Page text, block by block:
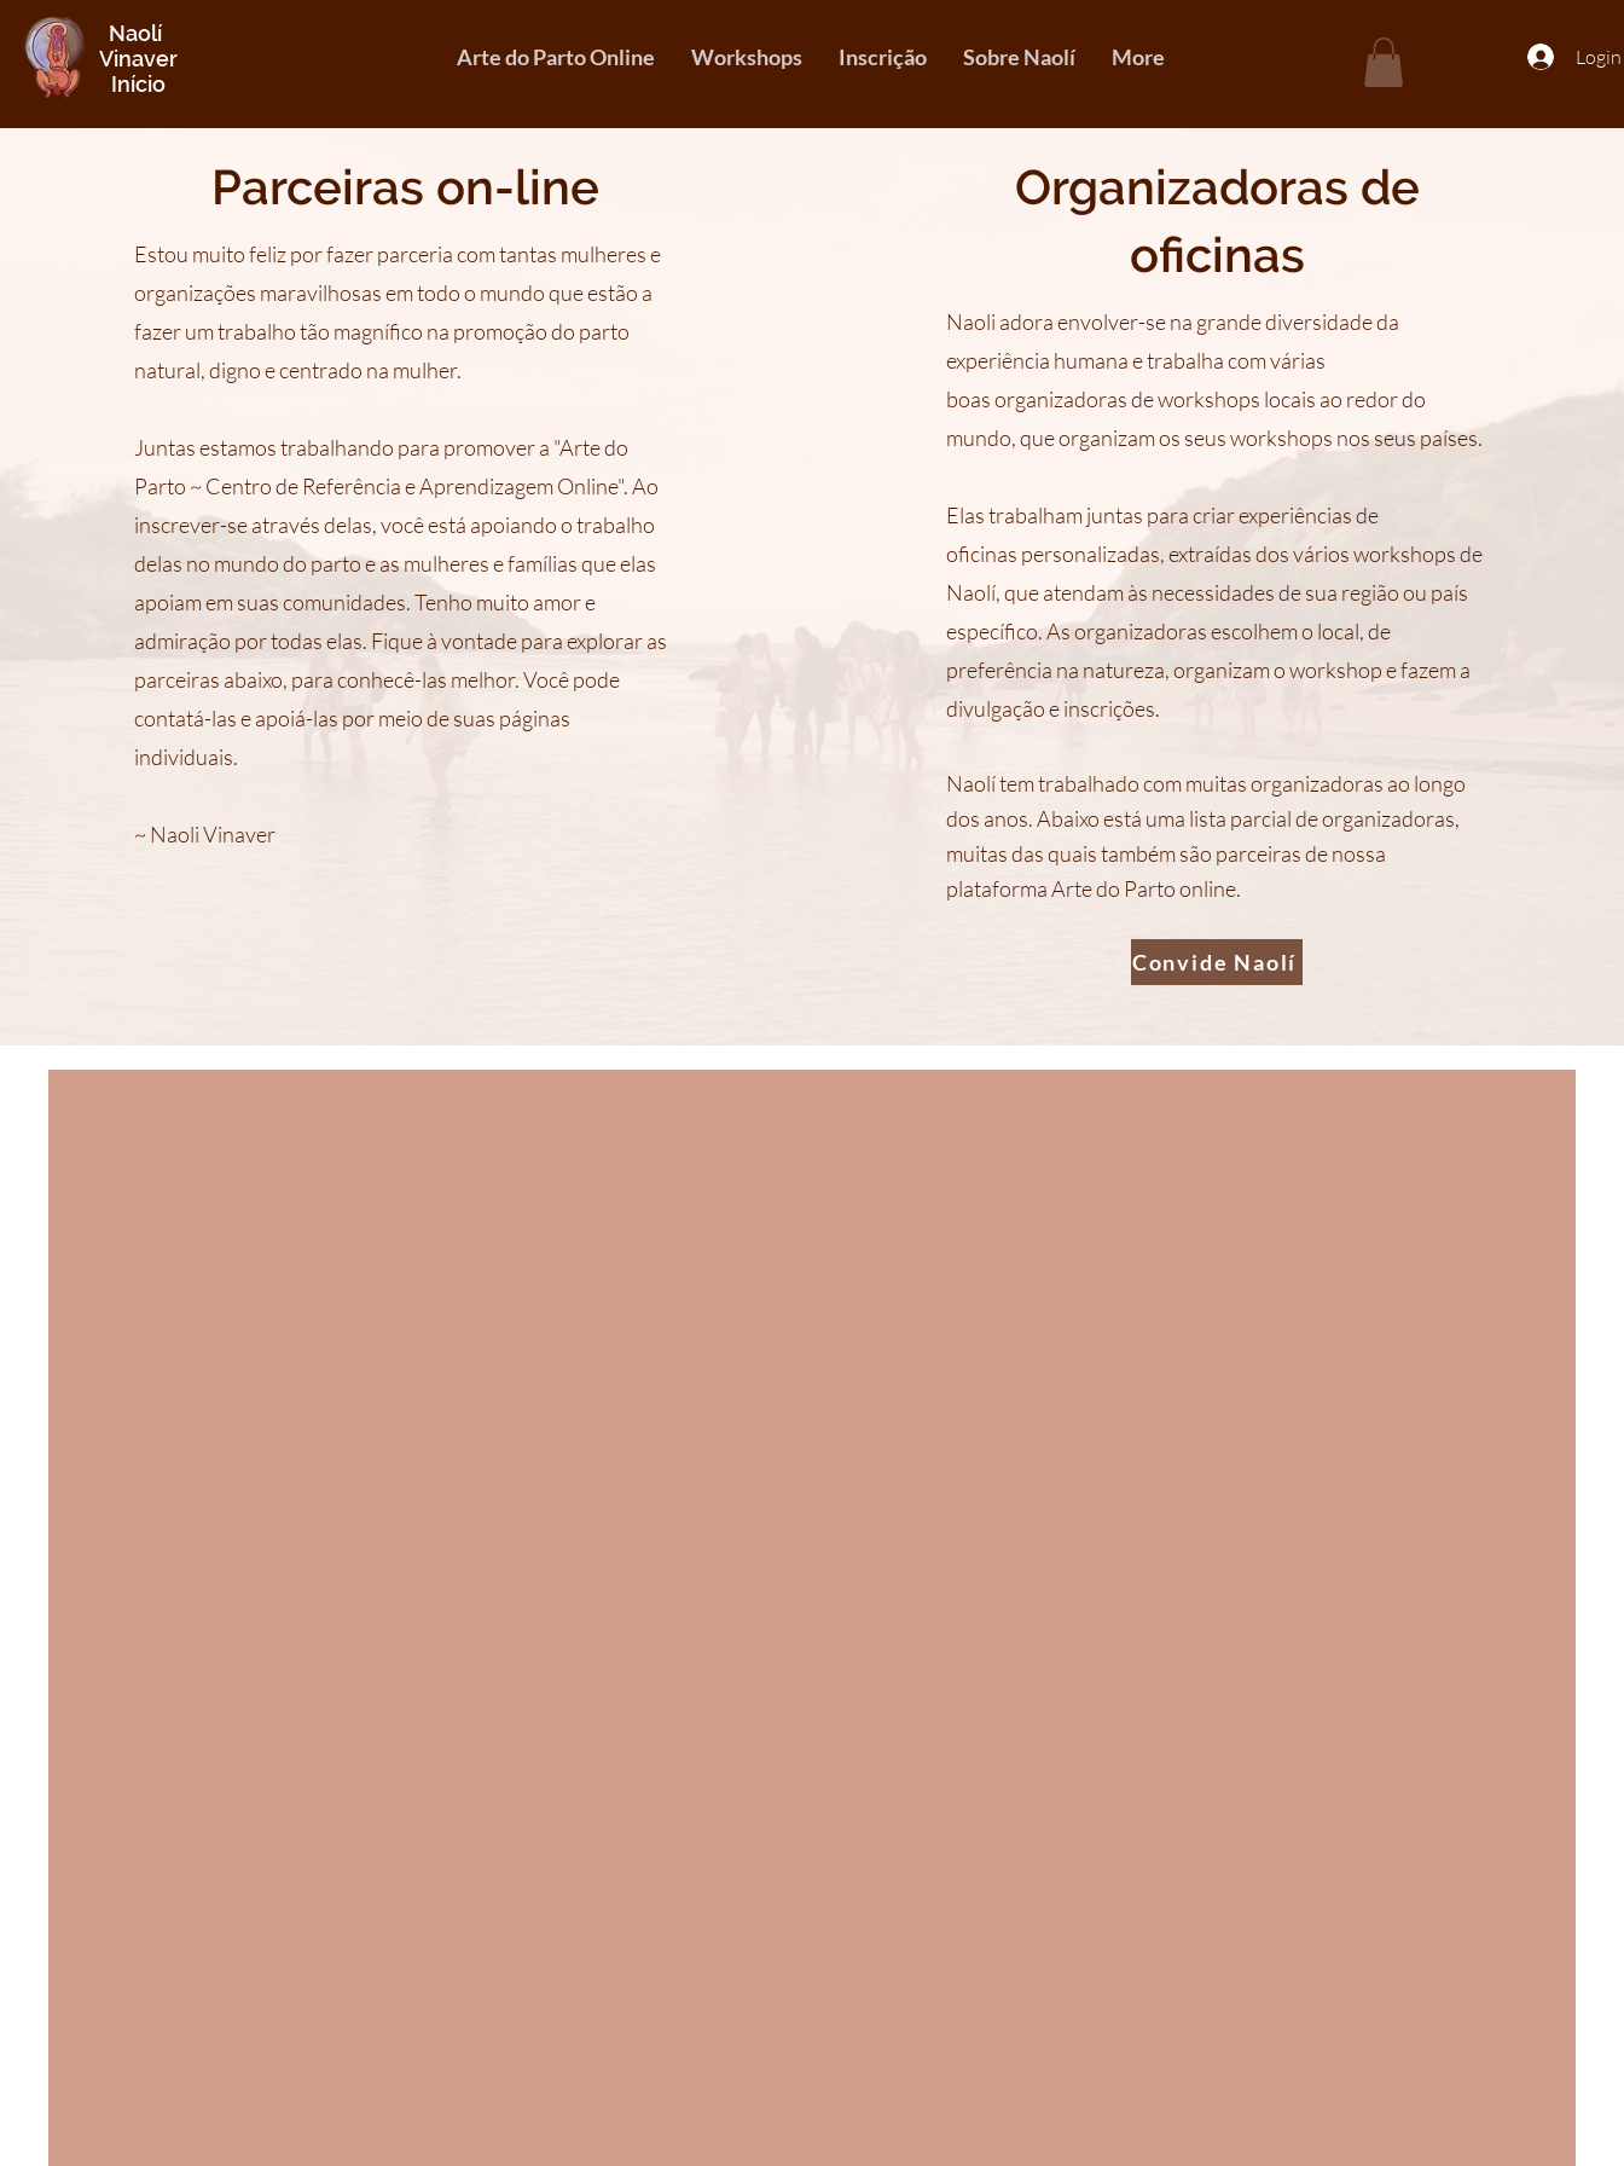
Naolí
Vinaver
Início
Arte do Parto Online Workshops Inscrição Sobre Naolí More Login
Parceiras on-line
Estou muito feliz por fazer parceria com tantas mulheres e
organizações maravilhosas em todo o mundo que estão a
fazer um trabalho tão magnífico na promoção do parto
natural, digno e centrado na mulher.
Juntas estamos trabalhando para promover a "Arte do
Parto ~ Centro de Referência e Aprendizagem Online". Ao
inscrever-se através delas, você está apoiando o trabalho
delas no mundo do parto e as mulheres e famílias que elas
apoiam em suas comunidades.Tenho muito amor e
admiração por todas elas. Fique à vontade para explorar as
parceiras abaixo, para conhecê-las melhor. Você pode
contatá-las e apoiá-las por meio de suas páginas
individuais.
~ Naoli Vinaver
Organizadoras de
oficinas
Naoli adora envolver-se na grande diversidade da
experiência humana e trabalha com várias
boas organizadoras de workshops locais ao redor do
mundo, que organizam os seus workshops nos seus países.
Elas trabalham juntas para criar experiências de
oficinas personalizadas, extraídas dos vários workshops de
Naolí, que atendam às necessidades de sua região ou país
específico. As organizadoras escolhemo local, de
preferência na natureza, organizam o workshope fazem a
divulgação e inscrições.
Naolí tem trabalhado com muitas organizadoras ao longo
dos anos. Abaixo está uma lista parcial de organizadoras,
muitas das quais também são parceiras de nossa
plataforma Arte do Parto online.
Convide Naolí